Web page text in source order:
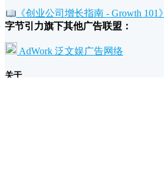
《创业公司增长指南 - Growth 101》
字节引力旗下其他广告联盟：
AdWork 泛文娱广告网络
关于